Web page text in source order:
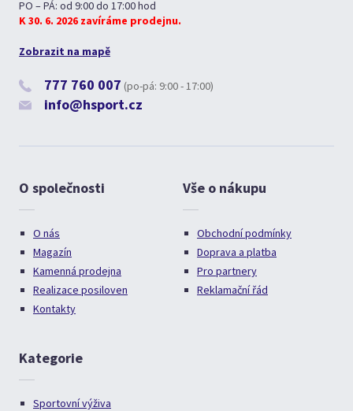
PO – PÁ: od 9:00 do 17:00 hod
K 30. 6. 2026 zavíráme prodejnu.
Zobrazit na mapě
777 760 007 (po-pá: 9:00 - 17:00)
info@hsport.cz
O společnosti
O nás
Magazín
Kamenná prodejna
Realizace posiloven
Kontakty
Vše o nákupu
Obchodní podmínky
Doprava a platba
Pro partnery
Reklamační řád
Kategorie
Sportovní výživa